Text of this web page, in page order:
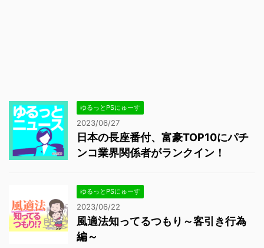
ゆるっとPSにゅーす
2023/06/27
日本の長座番付、富豪TOP10にパチ
ンコ業界関係者がランクイン！
ゆるっとPSにゅーす
2023/06/22
風適法知ってるつもり～客引き行為
編～